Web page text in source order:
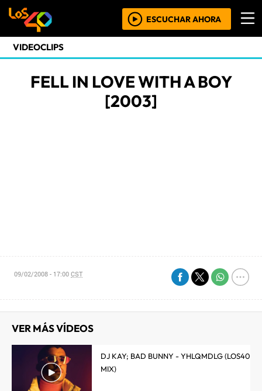
ESCUCHAR AHORA
VIDEOCLIPS
FELL IN LOVE WITH A BOY
[2003]
09/02/2008 - 17:00CST
VER MÁS VÍDEOS
DJ KAY; BAD BUNNY - YHLQMDLG (LOS40
MIX)